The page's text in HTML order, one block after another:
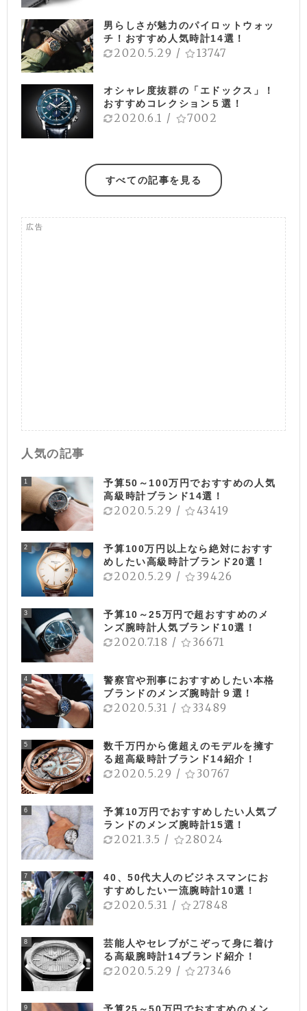
男らしさが魅力のパイロットウォッ
チ！おすすめ人気時計14選！
2020.5.29 / 13747
オシャレ度抜群の「エドックス」！
おすすめコレクション５選！
2020.6.1 / 7002
すべての記事を見る
広告
人気の記事
1
予算50～100万円でおすすめの人気
高級時計ブランド14選！
2020.5.29 / 43419
2
予算100万円以上なら絶対におすす
めしたい高級時計ブランド20選！
2020.5.29 / 39426
3
予算10～25万円で超おすすめのメ
ンズ腕時計人気ブランド10選！
2020.7.18 / 36671
4
警察官や刑事におすすめしたい本格
ブランドのメンズ腕時計９選！
2020.5.31 / 33489
5
数千万円から億超えのモデルを擁す
る超高級時計ブランド14紹介！
2020.5.29 / 30767
6
予算10万円でおすすめしたい人気ブ
ランドのメンズ腕時計15選！
2021.3.5 / 28024
7
40、50代大人のビジネスマンにお
すすめしたい一流腕時計10選！
2020.5.31 / 27848
8
芸能人やセレブがこぞって身に着け
る高級腕時計14ブランド紹介！
2020.5.29 / 27346
9 予算25～50万円でおすすめのメン